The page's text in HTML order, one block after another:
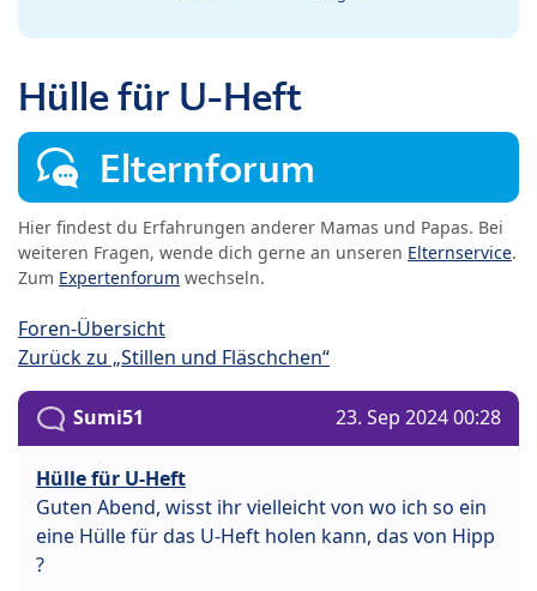
Hülle für U-Heft
Elternforum
Hier findest du Erfahrungen anderer Mamas und Papas. Bei
weiteren Fragen, wende dich gerne an unseren Elternservice.
Zum Expertenforum wechseln.
Foren-Übersicht
Zurück zu „Stillen und Fläschchen“
Sumi51 23. Sep 2024 00:28
Hülle für U-Heft
Guten Abend, wisst ihr vielleicht von wo ich so ein
eine Hülle für das U-Heft holen kann, das von Hipp
?